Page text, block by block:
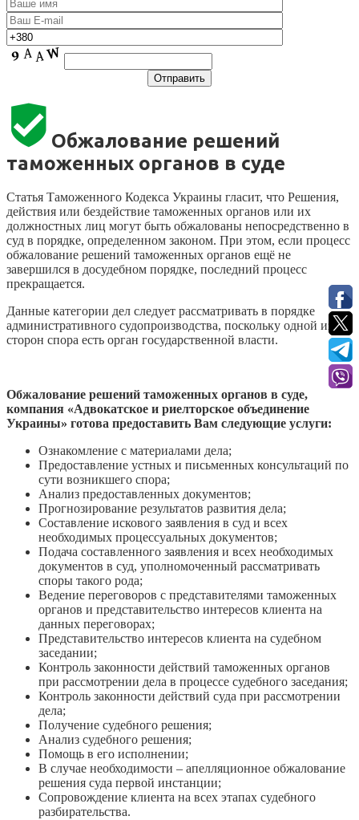
Обжалование решений
таможенных органов в суде
Статья Таможенного Кодекса Украины гласит, что Решения,
действия или бездействие таможенных органов или их
должностных лиц могут быть обжалованы непосредственно в
суд в порядке, определенном законом. При этом, если процесс
обжалование решений таможенных органов ещё не
завершился в досудебном порядке, последний процесс
прекращается.
Данные категории дел следует рассматривать в порядке
административного судопроизводства, поскольку одной из
сторон спора есть орган государственной власти.
Обжалование решений таможенных органов в суде,
компания «Адвокатское и риелторское объединение
Украины» готова предоставить Вам следующие услуги:
Ознакомление с материалами дела;
Предоставление устных и письменных консультаций по
сути возникшего спора;
Анализ предоставленных документов;
Прогнозирование результатов развития дела;
Составление искового заявления в суд и всех
необходимых процессуальных документов;
Подача составленного заявления и всех необходимых
документов в суд, уполномоченный рассматривать
споры такого рода;
Ведение переговоров с представителями таможенных
органов и представительство интересов клиента на
данных переговорах;
Представительство интересов клиента на судебном
заседании;
Контроль законности действий таможенных органов
при рассмотрении дела в процессе судебного заседания;
Контроль законности действий суда при рассмотрении
дела;
Получение судебного решения;
Анализ судебного решения;
Помощь в его исполнении;
В случае необходимости – апелляционное обжалование
решения суда первой инстанции;
Сопровождение клиента на всех этапах судебного
разбирательства.